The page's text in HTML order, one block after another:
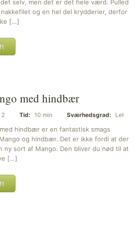
selv, men det er det hele værd. Pulled
og en hel del krydderier, derfor
[…]
med hindbær
2 Tid: 10 min Sværhedsgrad: Let
hindbær er en fantastisk smags
og hindbær. Det er ikke fordi at der
ny sort af Mango. Den bliver du nød til at
[…]